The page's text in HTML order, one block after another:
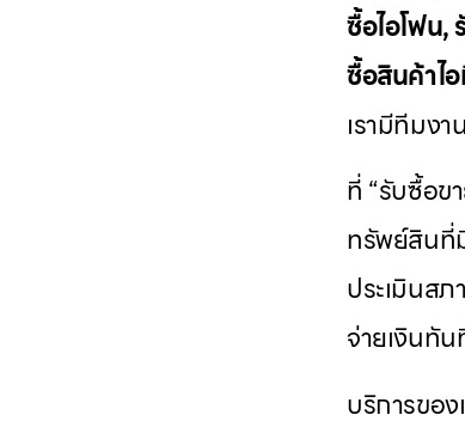
ซื้อไอโฟน,
ซื้อสินค้าไ
เรามีทีมง
ที่ “รับซื้อข
ทรัพย์สินที่
ประเมินสภ
จ่ายเงินทั
บริการขอ